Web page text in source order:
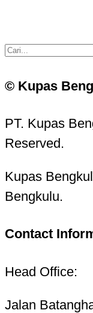
© Kupas
PT. Kupas
Reserved.
Kupas
Bengkulu.
Contact
Head Office:
Jalan